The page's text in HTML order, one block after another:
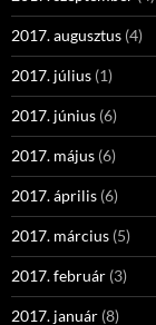
2017. augusztus (4)
2017. július (1)
2017. június (6)
2017. május (6)
2017. április (6)
2017. március (5)
2017. február (3)
2017. január (8)